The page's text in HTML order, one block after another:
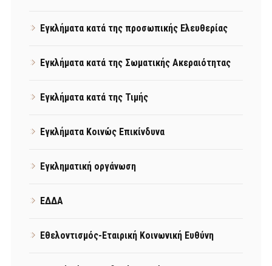
Εγκλήματα κατά της προσωπικής Ελευθερίας
Εγκλήματα κατά της Σωματικής Ακεραιότητας
Εγκλήματα κατά της Τιμής
Εγκλήματα Κοινώς Επικίνδυνα
Εγκληματική οργάνωση
ΕΔΔΑ
Εθελοντισμός-Εταιρική Κοινωνική Ευθύνη